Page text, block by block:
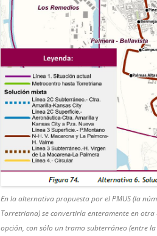
En la alternativa propuesta por el PMUS (la
Torretriana) se convertiría enteramente en otra
opción, con sólo un tramo subterráneo (entre